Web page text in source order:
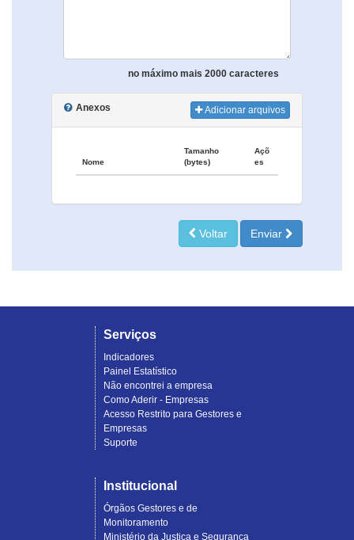
no máximo mais 2000 caracteres
Anexos Adicionar arquivos
Nome
Tamanho
(bytes)
Açõ
es
Voltar Enviar
Serviços
Indicadores
Painel Estatístico
Não encontrei a empresa
Como Aderir - Empresas
Acesso Restrito para Gestores e
Empresas
Suporte
Institucional
Órgãos Gestores e de
Monitoramento
Ministério da Justiça e Segurança